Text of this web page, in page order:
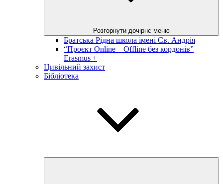
Розгорнути дочірнє меню
Братська Рідна школа імені Св. Андрія
“Проєкт Online – Offline без кордонів”
Erasmus +
Цивільний захист
Бібліотека